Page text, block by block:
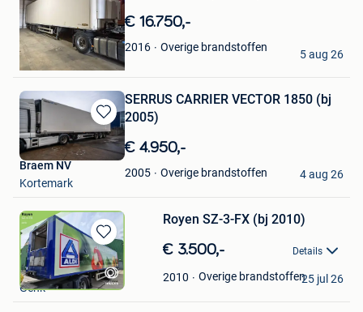
Mijn
Favorieten€ 16.750,-
2016 Overige brandstoffen
Braem NV
Kortemark
5 aug 26
Bewaren
in
Favorieten
SERRUS CARRIER VECTOR 1850 (bj
2005)
€ 4.950,-
2005 Overige brandstoffen
Braem NV
Kortemark
4 aug 26
Bewaren
in
Mijn
Favorieten
Royen SZ-3-FX (bj 2010)
€ 3.500,- Details
2010 Overige brandstoffen
Optima Trucks Bv
Genk
25 jul 26